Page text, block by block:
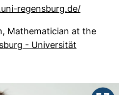
regensburg.de/(externer
Mathematician at the
- Universität